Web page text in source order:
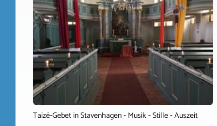
Taizé-Gebet in Stavenhagen - Musik - Stille - Auszeit